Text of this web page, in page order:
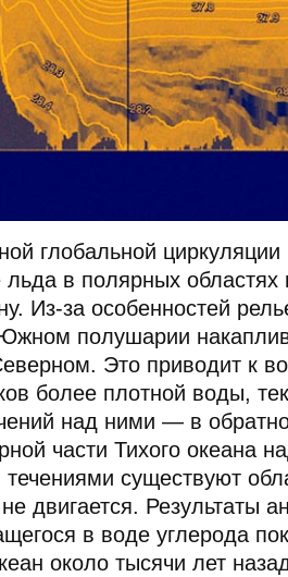
глобальной
льда в полярных областях
Из-за особенностей
полушарии
Это приводит к
более плотной воды,
над ними — в
части Тихого океана
существуют
двигается. Результаты
в воде углерода
около тысячи лет